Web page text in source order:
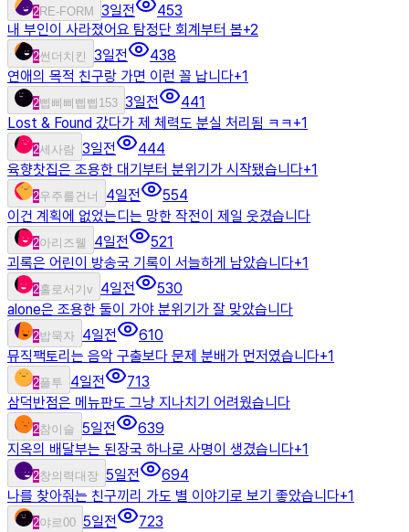
2RE-FORM 3일전
453
내 부인이 사라졌어요 탐정단 회계부터 봄+2
2썬더치킨 3일전
438
연애의 목적 친구랑 가면 이런 꼴 납니다+1
2삡삐삐삡삡153 3일전
441
Lost & Found 갔다가 제 체력도 분실 처리됨 ㅋㅋ+1
2세사람 3일전
444
육향찻집은 조용한 대기부터 분위기가 시작됐습니다+1
2우주를건너 4일전
554
이건 계획에 없었는디는 망한 작전이 제일 웃겼습니다
2아리즈웰 4일전
521
괴록은 어린이 방송국 기록이 서늘하게 남았습니다+1
2홀로서기v 4일전
530
alone은 조용한 둘이 가야 분위기가 잘 맞았습니다
2밥묵자 4일전
610
뮤직팩토리는 음악 구출보다 문제 분배가 먼저였습니다+1
2플투 4일전
713
삼덕반점은 메뉴판도 그냥 지나치기 어려웠습니다
2참이슬 5일전
639
지옥의 배달부는 된장국 하나로 사명이 생겼습니다+1
2창의력대장 5일전
694
나를 찾아줘는 친구끼리 가도 별 이야기로 보기 좋았습니다+1
2야르00 5일전
723